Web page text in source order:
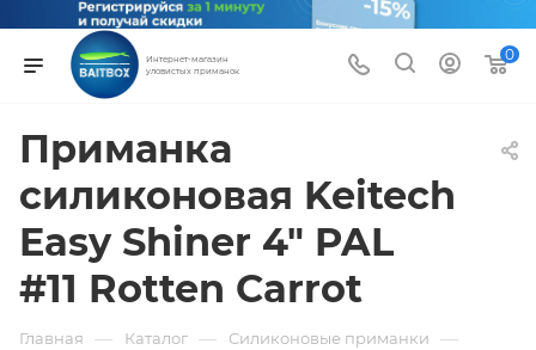
Интернет-магазин
уловистых приманок
0
Приманка
силиконовая Keitech
Easy Shiner 4" PAL
#11 Rotten Carrot
Главная — Каталог — Силиконовые приманки —